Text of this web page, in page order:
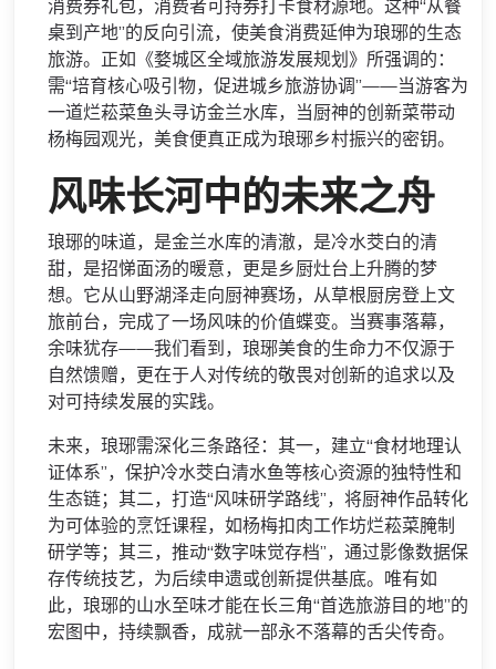
消费券礼包，消费者可持券打卡食材源地。这种“从餐
桌到产地”的反向引流，使美食消费延伸为琅琊的生态
旅游。正如《婺城区全域旅游发展规划》所强调的：
需“培育核心吸引物，促进城乡旅游协调”——当游客为
一道烂菘菜鱼头寻访金兰水库，当厨神的创新菜带动
杨梅园观光，美食便真正成为琅琊乡村振兴的密钥。
风味长河中的未来之舟
琅琊的味道，是金兰水库的清澈，是冷水茭白的清
甜，是招悌面汤的暖意，更是乡厨灶台上升腾的梦
想。它从山野湖泽走向厨神赛场，从草根厨房登上文
旅前台，完成了一场风味的价值蝶变。当赛事落幕，
余味犹存——我们看到，琅琊美食的生命力不仅源于
自然馈赠，更在于人对传统的敬畏对创新的追求以及
对可持续发展的实践。
未来，琅琊需深化三条路径：其一，建立“食材地理认
证体系”，保护冷水茭白清水鱼等核心资源的独特性和
生态链；其二，打造“风味研学路线”，将厨神作品转化
为可体验的烹饪课程，如杨梅扣肉工作坊烂菘菜腌制
研学等；其三，推动“数字味觉存档”，通过影像数据保
存传统技艺，为后续申遗或创新提供基底。唯有如
此，琅琊的山水至味才能在长三角“首选旅游目的地”的
宏图中，持续飘香，成就一部永不落幕的舌尖传奇。